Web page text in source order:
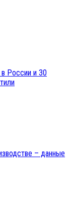
России и 30
– данные